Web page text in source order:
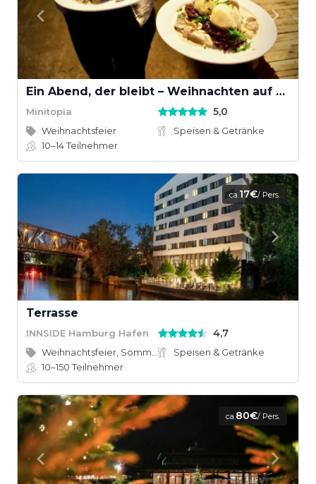
Ein Abend, der bleibt – Weihnachten auf Minitopia
Minitopia 5,0
Weihnachtsfeier
Speisen & Getränke
10–14Teilnehmer
ca.17€/ Pers.
Terrasse
INNSIDE Hamburg Hafen 4,7
Speisen & Getränke
10–150Teilnehmer
ca.80€/ Pers.